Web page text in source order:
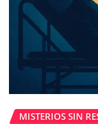
MISTERIOS SIN